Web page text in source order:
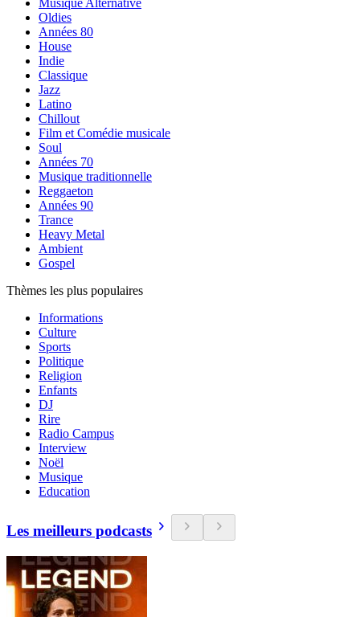
Musique Alternative
Oldies
Années 80
House
Indie
Classique
Jazz
Latino
Chillout
Film et Comédie musicale
Soul
Années 70
Musique traditionnelle
Reggaeton
Années 90
Trance
Heavy Metal
Ambient
Gospel
Thèmes les plus populaires
Informations
Culture
Sports
Politique
Religion
Enfants
DJ
Rire
Radio Campus
Interview
Noël
Musique
Education
Les meilleurs podcasts